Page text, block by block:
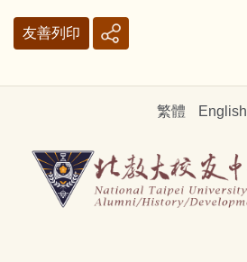
友善列印
繁體 English